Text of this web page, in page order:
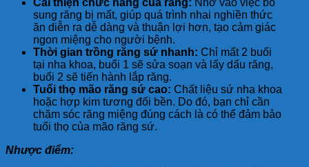
Cải thiện chức năng của răng: Nhờ vào việc bổ
sung răng bị mất, giúp quá trình nhai nghiền thức
ăn diễn ra dễ dàng và thuận lợi hơn, tạo cảm giác
ngon miệng cho người bệnh.
Thời gian trồng răng sứ nhanh: Chỉ mất 2 buổi
tại nha khoa, buổi 1 sẽ sửa soạn và lấy dấu răng,
buổi 2 sẽ tiến hành lắp răng.
Tuổi thọ mão răng sứ cao: Chất liệu sứ nha khoa
hoặc hợp kim tương đối bền. Do đó, bạn chỉ cần
chăm sóc răng miệng đúng cách là có thể đảm bảo
tuổi thọ của mão răng sứ.
Nhược điểm: